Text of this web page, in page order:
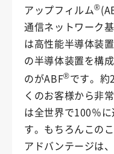
アップフィルム®
通信ネットワーク
は高性能半導体装
の半導体装置を構
のがABF®です。約
くのお客様から非
は全世界で100％
す。もちろんこの
アドバンテージは